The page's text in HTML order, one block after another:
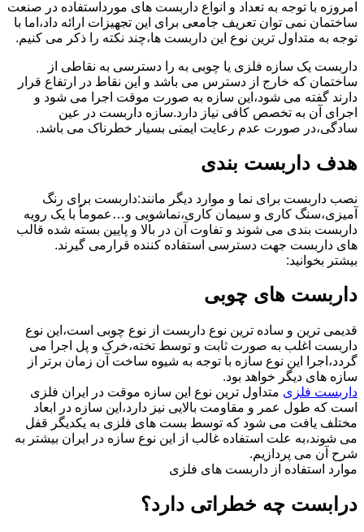
امروزه با توجه به تعداد و انواع داربست های مورداستفاده در صنعت
ساختمان نمی توان تعریف جامعی برای این تجهیزات ارائه داد،اما با
توجه به متداول ترین نوع این داربست ها،چند نکته را ذکر می کنیم.
داربست یک سازه فلزی یا چوبی به را دسترسی به نقاطی از
ساختمان که خارج از دسترس می باشد و این نقاط در ارتفاع قرار
دارند گفته می شود،این سازه به صورت موقت اجرا می شود و
اجرای آن به تخصص کافی نیاز دارد.سازه داربست در عین
سادگی،در صورت عدم رعایت ایمنی بسیار خطرناک می باشد.
هدف داربست بندی
نصب داربست برای نما و موارد دیگر مانند:داربست برای رنگ
آمیزی،سنگ کاری و سیمان کاری،نماشویی و…عموماً با یک رویه
داربست بندی می شوند و تفاوت آن در بالا و پایین بسته شده قالب
های داربست جهت دسترسی استفاده کننده قرارمی گیرند.
بیشتر بخوانید:
داربست های چوبی
قدیمی ترین و ساده ترین نوع داربست از نوع چوبی است،این نوع
داربست اغلب به صورت ثابت و توسط تخته،خرک و پل اجرا می
گردد،اجرا این نوع سازه با توجه به شیوه ساخت آن زمان برتر از
سازه های دیگر خواهد بود.
داربست فلزی متداول ترین نوع این سازه موقت در ایران فلزی
است که طول عمر و مقاومت بالایی نیز دارد،این سازه در ابعاد
مختلف یافت می شود که توسط بست های فلزی به یکدیگر قفل
می شوند،به علت استفاده غالب از این نوع سازه در ایران بیشتر به
شرح آن می پردازیم.
موارد استفاده از داربست های فلزی
درابست چه خطراتی دارد؟